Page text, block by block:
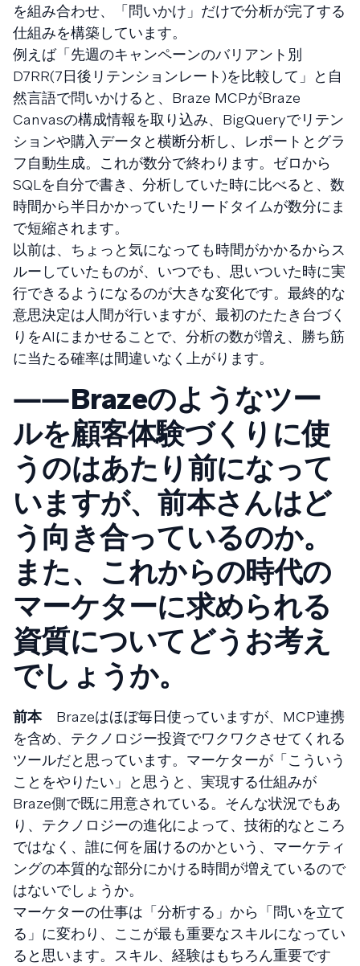
を組み合わせ、「問いかけ」だけで分析が完了する
仕組みを構築しています。
例えば「先週のキャンペーンのバリアント別
D7RR(7日後リテンションレート)を比較して」と自
然言語で問いかけると、Braze MCPがBraze
Canvasの構成情報を取り込み、BigQueryでリテン
ションや購入データと横断分析し、レポートとグラ
フ自動生成。これが数分で終わります。ゼロから
SQLを自分で書き、分析していた時に比べると、数
時間から半日かかっていたリードタイムが数分にま
で短縮されます。
以前は、ちょっと気になっても時間がかかるからス
ルーしていたものが、いつでも、思いついた時に実
行できるようになるのが大きな変化です。最終的な
意思決定は人間が行いますが、最初のたたき台づく
りをAIにまかせることで、分析の数が増え、勝ち筋
に当たる確率は間違いなく上がります。
――Brazeのようなツー
ルを顧客体験づくりに使
うのはあたり前になって
いますが、前本さんはど
う向き合っているのか。
また、これからの時代の
マーケターに求められる
資質についてどうお考え
でしょうか。
前本Brazeはほぼ毎日使っていますが、MCP連携
を含め、テクノロジー投資でワクワクさせてくれる
ツールだと思っています。マーケターが「こういう
ことをやりたい」と思うと、実現する仕組みが
Braze側で既に用意されている。そんな状況でもあ
り、テクノロジーの進化によって、技術的なところ
ではなく、誰に何を届けるのかという、マーケティ
ングの本質的な部分にかける時間が増えているので
はないでしょうか。
マーケターの仕事は「分析する」から「問いを立て
る」に変わり、ここが最も重要なスキルになってい
ると思います。スキル、経験はもちろん重要です